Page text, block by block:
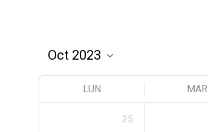
LUN MAR
25